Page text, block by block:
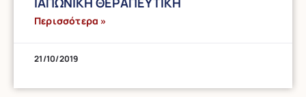
Περισσότερα »
21/10/2019